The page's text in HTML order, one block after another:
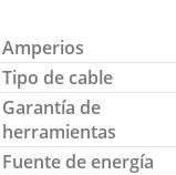
Amperios
Tipo de cable
Garantía de
herramientas
Fuente de energía